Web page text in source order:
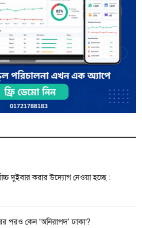
দুইবার করার উদ্যোগ নেওয়া হচ্ছে :
পরও কেন ‘অনিরাপদ’ ঢাকা?